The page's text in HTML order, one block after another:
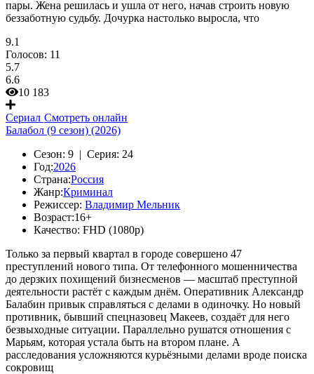
пары. Жена решилась и ушла от него, начав строить новую
беззаботную судьбу. Дочурка настолько выросла, что
9.1
Голосов: 11
5.7
6.6
10 183
Сериал Смотреть онлайн
Балабол (9 сезон) (2026)
Сезон: 9 | Серия: 24
Год:2026
Страна:Россия
Жанр:Криминал
Режиссер: Владимир Мельник
Возраст:16+
Качество: FHD (1080p)
Только за первый квартал в городе совершено 47
преступлений нового типа. От телефонного мошенничества
до дерзких похищений бизнесменов — масштаб преступной
деятельности растёт с каждым днём. Оперативник Александр
Балабин привык справляться с делами в одиночку. Но новый
противник, бывший спецназовец Макеев, создаёт для него
безвыходные ситуации. Параллельно рушатся отношения с
Марьям, которая устала быть на втором плане. А
расследования усложняются курьёзными делами вроде поиска
сокровищ